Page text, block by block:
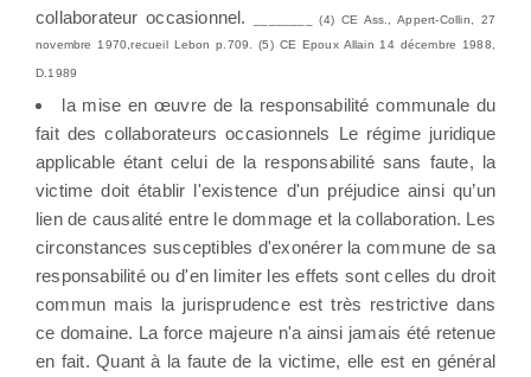
collaborateur occasionnel.
________ (4) CE Ass., Appert-Collin, 27
novembre 1970,recueil Lebon p.709. (5) CE Epoux Allain 14 décembre 1988,
D.1989
la mise en œuvre de la responsabilité communale du
fait des collaborateurs occasionnels Le régime juridique
applicable étant celui de la responsabilité sans faute, la
victime doit établir l'existence d'un préjudice ainsi qu’un
lien de causalité entre le dommage et la collaboration. Les
circonstances susceptibles d'exonérer la commune de sa
responsabilité ou d'en limiter les effets sont celles du droit
commun mais la jurisprudence est très restrictive dans
ce domaine. La force majeure n'a ainsi jamais été retenue
en fait. Quant à la faute de la victime, elle est en général